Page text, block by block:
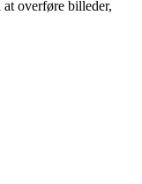
overføre billeder,